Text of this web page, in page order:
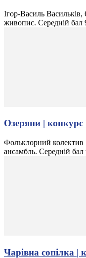
Ігор-Василь
живопис. Середній бал
Озеряни | конкурс
Фольклорний колектив
ансамбль. Середній бал
Чарівна сопілка |